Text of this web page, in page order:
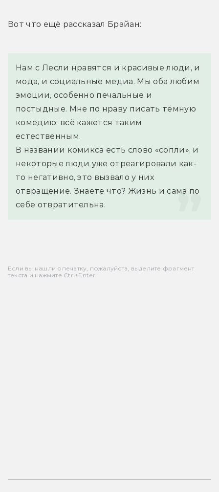
Вот что ещё рассказал Брайан:
Нам с Лесли нравятся и красивые люди, и
мода, и социальные медиа. Мы оба любим
эмоции, особенно печальные и
постыдные. Мне по нраву писать тёмную
комедию: всё кажется таким
естественным.
В названии комикса есть слово «сопли», и
некоторые люди уже отреагировали как-
то негативно, это вызвало у них
отвращение. Знаете что? Жизнь и сама по
себе отвратительна.
Если вы нашли опечатку, пожалуйста, выделите фрагмент
текста и нажмите Ctrl+Enter.